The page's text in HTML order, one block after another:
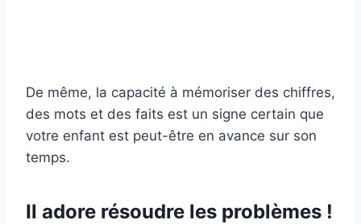
De même, la capacité à mémoriser des chiffres,
des mots et des faits est un signe certain que
votre enfant est peut-être en avance sur son
temps.
Il adore résoudre les problèmes !